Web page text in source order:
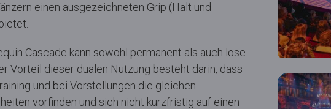
einen ausgezeichneten Grip (Halt und
Cascade kann sowohl permanent als auch lose
Vorteil dieser dualen Nutzung besteht darin, dass
und bei Vorstellungen die gleichen
vorfinden und sich nicht kurzfristig auf einen